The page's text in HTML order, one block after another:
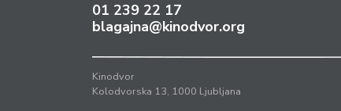
01 239 22 17
blagajna@kinodvor.org
Kinodvor
Kolodvorska 13, 1000 Ljubljana